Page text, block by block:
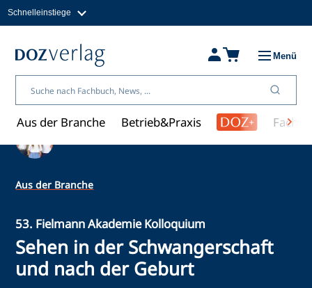
Inhalt
Schnelleinstiege
Fachbücher & Shop
Über uns
Menü
Aus der Branche Betrieb&Praxis
Aus der Branche
53. Fielmann Akademie Kolloquium
Sehen in der Schwangerschaft
und nach der Geburt